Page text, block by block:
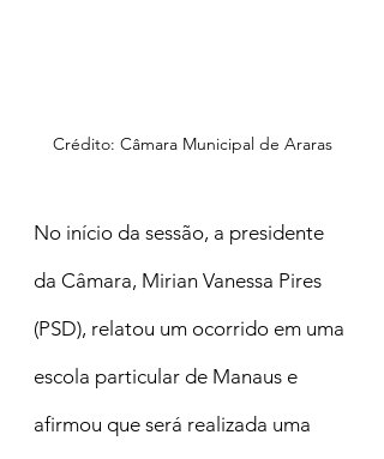
Crédito: Câmara Municipal de Araras
No início da sessão, a presidente
da Câmara, Mirian Vanessa Pires
(PSD), relatou um ocorrido em uma
escola particular de Manaus e
afirmou que será realizada uma